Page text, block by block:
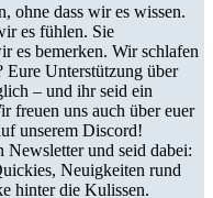
ohne dass wir es wissen.
es fühlen. Sie
es bemerken. Wir schlafen
Eure Unterstützung über
– und ihr seid ein
freuen uns auch über euer
unserem Discord!
Newsletter und seid dabei:
Neuigkeiten rund
hinter die Kulissen.